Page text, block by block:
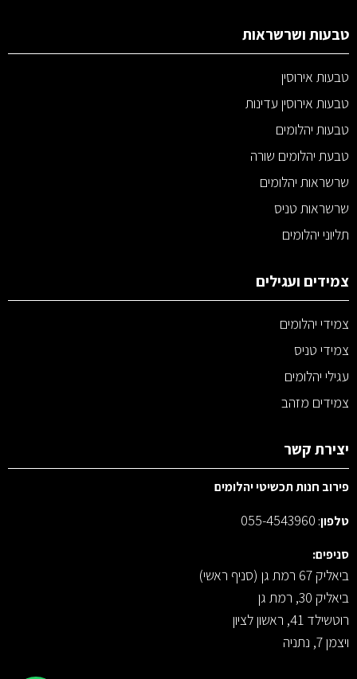
טבעות ושרשראות
טבעות אירוסין
טבעות אירוסין עדינות
טבעות יהלומים
טבעת יהלומים שורה
שרשראות יהלומים
שרשראות טניס
תליוני יהלומים
צמידים ועגילים
צמידי יהלומים
צמידי טניס
עגילי יהלומים
צמידים מזהב
יצירת קשר
פירוב חנות תכשיטי יהלומים
טלפון:
055-4543960
סניפים:
ביאליק 67 רמת גן (סניף ראשי)
ביאליק 30, רמת גן
רוטשילד 41, ראשון לציון
ויצמן 7, נתניה